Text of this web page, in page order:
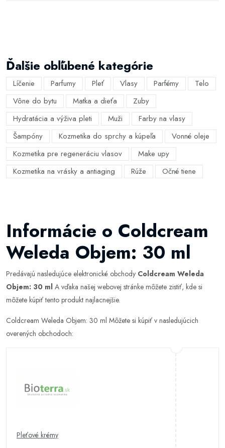
Ďalšie obľúbené kategórie
Líčenie Parfumy Pleť Vlasy Parfémy
Telo
Vône do bytu
Matka a dieťa
Zuby
Hydratácia a výživa pleti
Muži
Farby na vlasy
Šampóny
Kozmetika do sprchy a kúpeľa
Vonné oleje
Kozmetika pre regeneráciu vlasov
Make upy
Kozmetika na vrásky a antiaging
Rúže Očné tiene
Informácie o Coldcream
Weleda Objem: 30 ml
Predávajú nasledujúce elektronické obchody Coldcream Weleda
Objem: 30 ml A vďaka našej webovej stránke môžete zistiť, kde si
môžete kúpiť tento produkt najlacnejšie.
Coldcream Weleda Objem: 30 ml Môžete si kúpiť v nasledujúcich
overených obchodoch:
Pleťové krémy